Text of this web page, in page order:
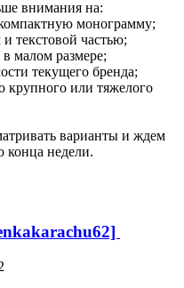
внимания на:
монограмму;
текстовой частью;
в малом размере;
текущего бренда;
крупного или тяжелого
варианты и ждем
конца недели.